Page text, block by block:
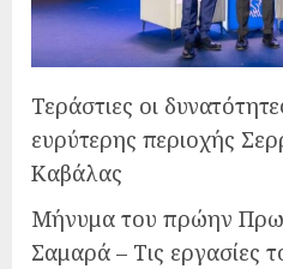
Τεράστιες οι
ευρύτερης περιοχής
Καβάλας
Μήνυμα του πρώην
Σαμαρά – Τις εργασίες